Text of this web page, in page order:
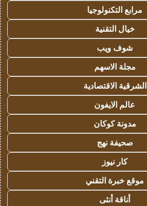
مرابع التكنولوجيا
خيال التقنية
شوف ويب
مجلة الاسهم
الشرقية الاقتصادية
عالم الايفون
مدونة كوكان
صحيفة نهج
كار نيوز
موقع خبرة التقني
أناقة أنثى